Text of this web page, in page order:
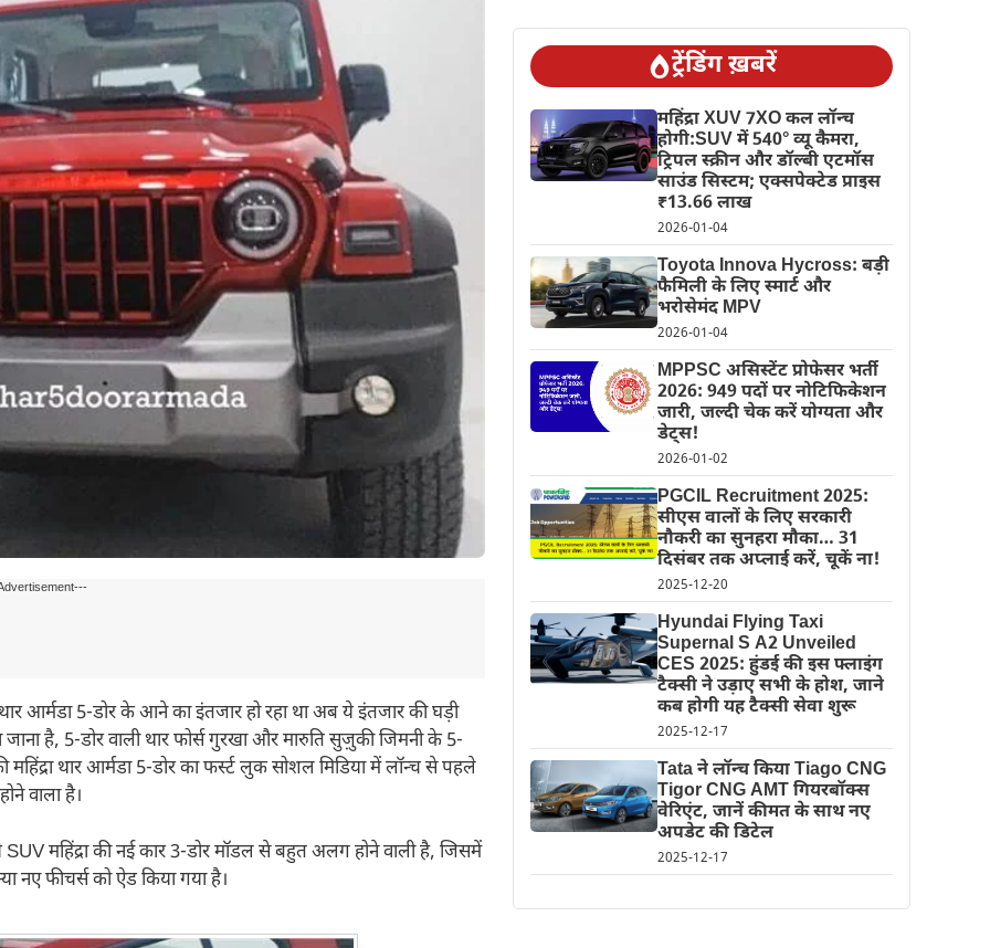
आर्मडा 5-डोर के आने का इंतजार हो रहा था अब ये इंतजार की घड़ी
है, 5-डोर वाली थार फोर्स गुरखा और मारुति सुज़ुकी जिमनी के 5-
थार आर्मडा 5-डोर का फर्स्ट लुक सोशल मिडिया में लॉन्च से पहले
वाला है।
SUV महिंद्रा की नई कार 3-डोर मॉडल से बहुत अलग होने वाली है, जिसमें
नए फीचर्स को ऐड किया गया है।
ट्रेंडिंग ख़बरें
महिंद्रा XUV 7XO कल लॉन्च
होगी:SUV में 540° व्यू कैमरा,
ट्रिपल स्क्रीन और डॉल्बी एटमॉस
साउंड सिस्टम; एक्सपेक्टेड प्राइस
₹13.66 लाख
2026-01-04
Toyota Innova Hycross: बड़ी
फैमिली के लिए स्मार्ट और
भरोसेमंद MPV
2026-01-04
MPPSC असिस्टेंट प्रोफेसर भर्ती
2026: 949 पदों पर नोटिफिकेशन
जारी, जल्दी चेक करें योग्यता और
डेट्स!
2026-01-02
PGCIL Recruitment 2025:
सीएस वालों के लिए सरकारी
नौकरी का सुनहरा मौका… 31
दिसंबर तक अप्लाई करें, चूकें ना!
2025-12-20
Hyundai Flying Taxi
Supernal S A2 Unveiled
CES 2025: हुंडई की इस फ्लाइंग
टैक्सी ने उड़ाए सभी के होश, जाने
कब होगी यह टैक्सी सेवा शुरू
2025-12-17
Tata ने लॉन्च किया Tiago CNG
Tigor CNG AMT गियरबॉक्स
वेरिएंट, जानें कीमत के साथ नए
अपडेट की डिटेल
2025-12-17